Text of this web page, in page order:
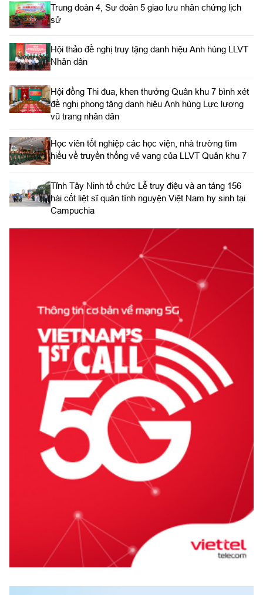
Trung đoàn 4, Sư đoàn 5 giao lưu nhân chứng lịch
sử
Hội thảo đề nghị truy tặng danh hiệu Anh hùng LLVT
Nhân dân
Hội đồng Thi đua, khen thưởng Quân khu 7 bình xét
đề nghị phong tặng danh hiệu Anh hùng Lực lượng
vũ trang nhân dân
Học viên tốt nghiệp các học viện, nhà trường tìm
hiểu về truyền thống vẻ vang của LLVT Quân khu 7
​Tỉnh Tây Ninh tổ chức Lễ truy điệu và an táng 156
hài cốt liệt sĩ quân tình nguyện Việt Nam hy sinh tại
Campuchia